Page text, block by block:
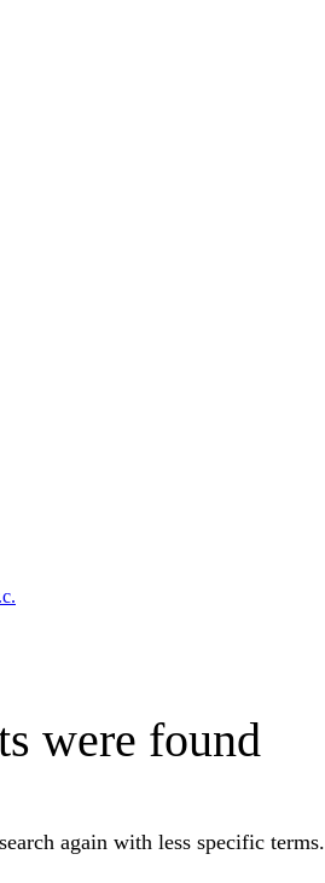
were found
again with less specific terms.